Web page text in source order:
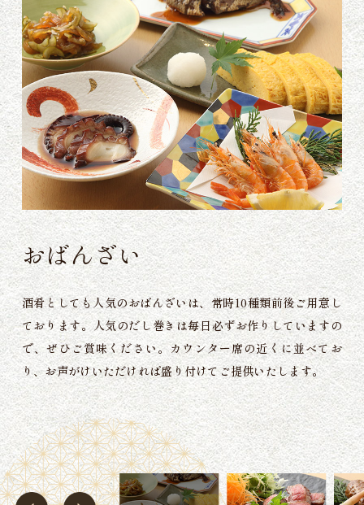
刺身盛り合わせ
梅（2人前）3,300円
竹（3人前）5,300円
旬の鮮魚の刺身盛り合わせも、ぜひお召し上がりください。
柳橋中央市場に毎朝足を運び、料理長自ら目利きして仕入れ
ています。見た目も美しく、職人の技が光る逸品です。
アジフライ
1,300円
季節限定のアジフライは、昼夜共に売り切れ必至の人気メニ
ューです。小骨を丁寧に処理してから香ばしく揚げること
で、骨まで召し上がっていただけます。日本酒やビールのお
供に最適です。
※入荷は仕入れによって変わります。
おばんざい
酒肴としても人気のおばんざいは、常時10種類前後ご用意し
ております。人気のだし巻きは毎日必ずお作りしていますの
で、ぜひご賞味ください。カウンター席の近くに並べてお
り、お声がけいただければ盛り付けてご提供いたします。
黒毛和牛網焼き
3,450円
女将が信頼を寄せる仕入れ先から厳選する、黒毛和牛の希少
部位・ザブトンをレアに焼き上げた「黒毛和牛網焼き」もぜ
ひ。口の中でとろけるようなやわらかさと濃厚な旨味が感じ
られる、贅沢な一皿をご堪能ください。
まる鶏つくね
1本500円
一つひとつ手作りし、香ばしく焼き上げる自家製のつくねに
は、鶏の肝と軟骨を加えることで独特の旨味と食感を引き出
しています。お酒との相性も抜群です。